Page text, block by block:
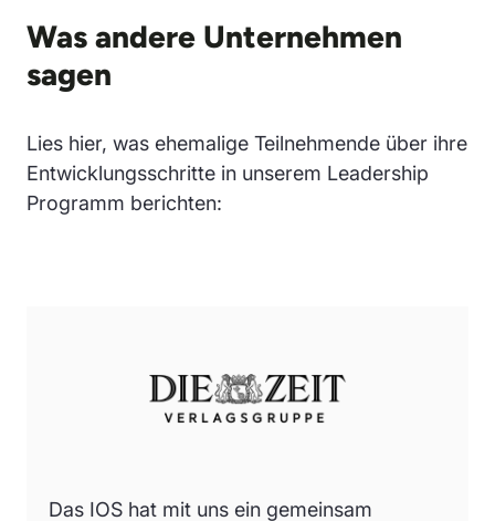
Was andere Unternehmen
sagen
Lies hier, was ehemalige Teilnehmende über ihre
Entwicklungsschritte in unserem Leadership
Programm berichten:
Das IOS hat mit uns ein gemeinsam